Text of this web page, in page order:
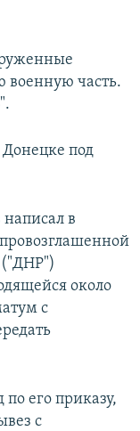
военную часть.
Донецке под
в
("ДНР")
около
с
его приказу,
с